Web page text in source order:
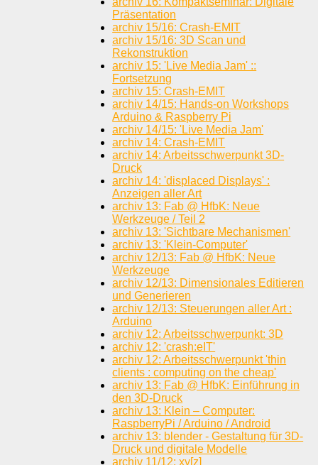
Präsentation
archiv 15/16: Crash-EMIT
archiv 15/16: 3D Scan und
Rekonstruktion
archiv 15: 'Live Media Jam' ::
Fortsetzung
archiv 15: Crash-EMIT
archiv 14/15: Hands-on Workshops
Arduino & Raspberry Pi
archiv 14/15: 'Live Media Jam'
archiv 14: Crash-EMIT
archiv 14: Arbeitsschwerpunkt 3D-
Druck
archiv 14: 'displaced Displays' :
Anzeigen aller Art
archiv 13: Fab @ HfbK: Neue
Werkzeuge / Teil 2
archiv 13: 'Sichtbare Mechanismen'
archiv 13: 'Klein-Computer'
archiv 12/13: Fab @ HfbK: Neue
Werkzeuge
archiv 12/13: Dimensionales Editieren
und Generieren
archiv 12/13: Steuerungen aller Art :
Arduino
archiv 12: Arbeitsschwerpunkt: 3D
archiv 12: 'crash:eIT'
archiv 12: Arbeitsschwerpunkt 'thin
clients : computing on the cheap'
archiv 13: Fab @ HfbK: Einführung in
den 3D-Druck
archiv 13: Klein – Computer:
RaspberryPi / Arduino / Android
archiv 13: blender - Gestaltung für 3D-
Druck und digitale Modelle
archiv 11/12: xy[z]